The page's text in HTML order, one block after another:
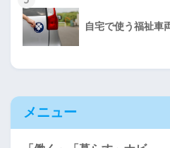
自宅で使う福祉車
メニュー